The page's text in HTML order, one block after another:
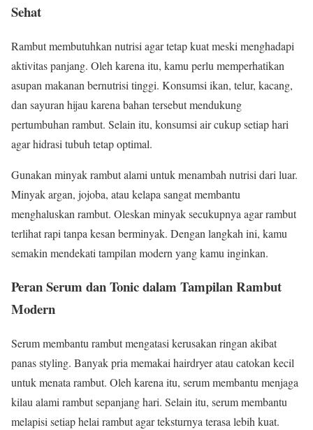
Sehat
Rambut membutuhkan nutrisi agar tetap kuat meski menghadapi
aktivitas panjang. Oleh karena itu, kamu perlu memperhatikan
asupan makanan bernutrisi tinggi. Konsumsi ikan, telur, kacang,
dan sayuran hijau karena bahan tersebut mendukung
pertumbuhan rambut. Selain itu, konsumsi air cukup setiap hari
agar hidrasi tubuh tetap optimal.
Gunakan minyak rambut alami untuk menambah nutrisi dari luar.
Minyak argan, jojoba, atau kelapa sangat membantu
menghaluskan rambut. Oleskan minyak secukupnya agar rambut
terlihat rapi tanpa kesan berminyak. Dengan langkah ini, kamu
semakin mendekati tampilan modern yang kamu inginkan.
Peran Serum dan Tonic dalam Tampilan Rambut
Modern
Serum membantu rambut mengatasi kerusakan ringan akibat
panas styling. Banyak pria memakai hairdryer atau catokan kecil
untuk menata rambut. Oleh karena itu, serum membantu menjaga
kilau alami rambut sepanjang hari. Selain itu, serum membantu
melapisi setiap helai rambut agar teksturnya terasa lebih kuat.